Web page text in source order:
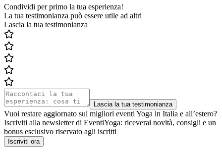
Condividi per primo la tua esperienza!
La tua testimonianza può essere utile ad altri
Lascia la tua testimonianza
Lascia la tua testimonianza
Vuoi restare aggiornato sui migliori eventi Yoga in Italia e all’estero?
Iscriviti alla newsletter di EventiYoga: riceverai novità, consigli e un
bonus esclusivo riservato agli iscritti
Iscriviti ora